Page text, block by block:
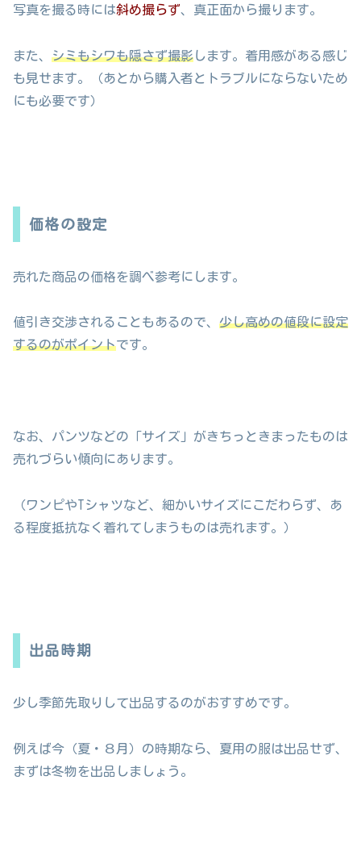
写真を撮る時には斜め撮らず、真正面から撮ります。
また、 シミもシワも隠さず撮影します。着用感がある感じ
も見せます。（あとから購入者とトラブルにならないため
にも必要です）
価格の設定
売れた商品の価格を調べ参考にします。
値引き交渉されることもあるので、 少し高めの値段に設定
するのがポイントです。
なお、パンツなどの「サイズ」がきちっときまったものは
売れづらい傾向にあります。
（ワンピやTシャツなど、細かいサイズにこだわらず、あ
る程度抵抗なく着れてしまうものは売れます。）
出品時期
少し季節先取りして出品するのがおすすめです。
例えば今（夏・８月）の時期なら、夏用の服は出品せず、
まずは冬物を出品しましょう。